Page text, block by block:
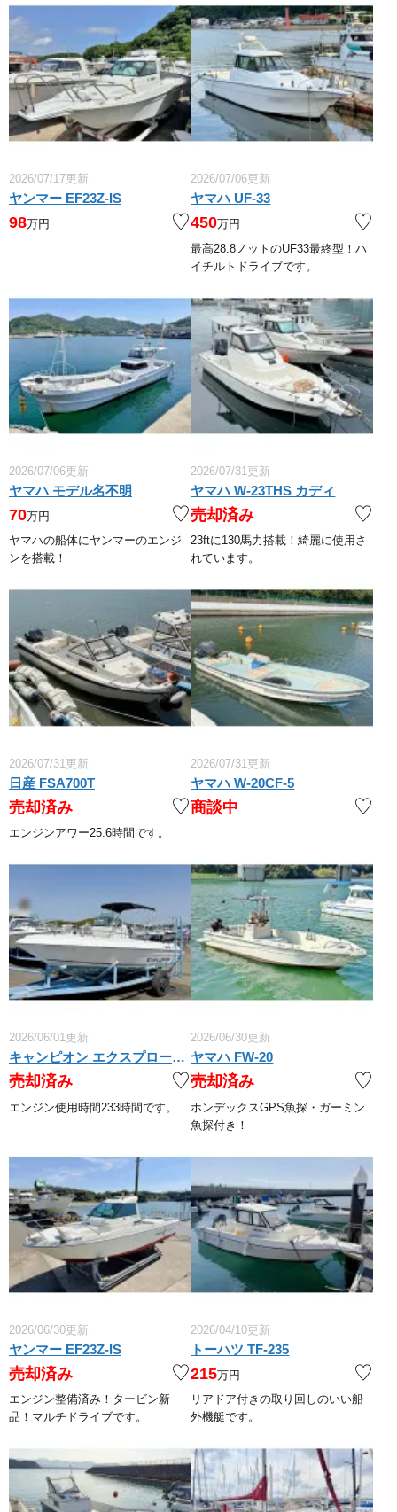
2026/07/17更新
ヤンマー EF23Z-IS
98万円
2026/07/06更新
ヤマハ UF-33
450万円
最高28.8ノットのUF33最終型！ハ
イチルトドライブです。
2026/07/06更新
ヤマハ モデル名不明
70万円
ヤマハの船体にヤンマーのエンジ
ンを搭載！
2026/07/31更新
ヤマハ W-23THS カディ
売却済み
23ftに130馬力搭載！綺麗に使用さ
れています。
2026/07/31更新
日産 FSA700T
売却済み
エンジンアワー25.6時間です。
2026/07/31更新
ヤマハ W-20CF-5
商談中
2026/06/01更新
キャンピオン エクスプローラー582
売却済み
エンジン使用時間233時間です。
2026/06/30更新
ヤマハ FW-20
売却済み
ホンデックスGPS魚探・ガーミン
魚探付き！
2026/06/30更新
ヤンマー EF23Z-IS
売却済み
エンジン整備済み！タービン新
品！マルチドライブです。
2026/04/10更新
トーハツ TF-235
215万円
リアドア付きの取り回しのいい船
外機艇です。